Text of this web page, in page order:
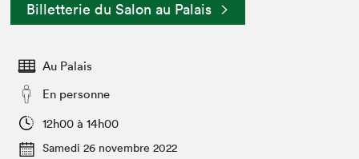
Espace médias
Espace exposant⋅e⋅s
Planifier sa visite
Nous connaître
Projets partenaires 2022
Archives
Billetterie du Salon au Palais
Au Palais
En personne
12h00 à 14h00
Samedi 26 novembre 2022